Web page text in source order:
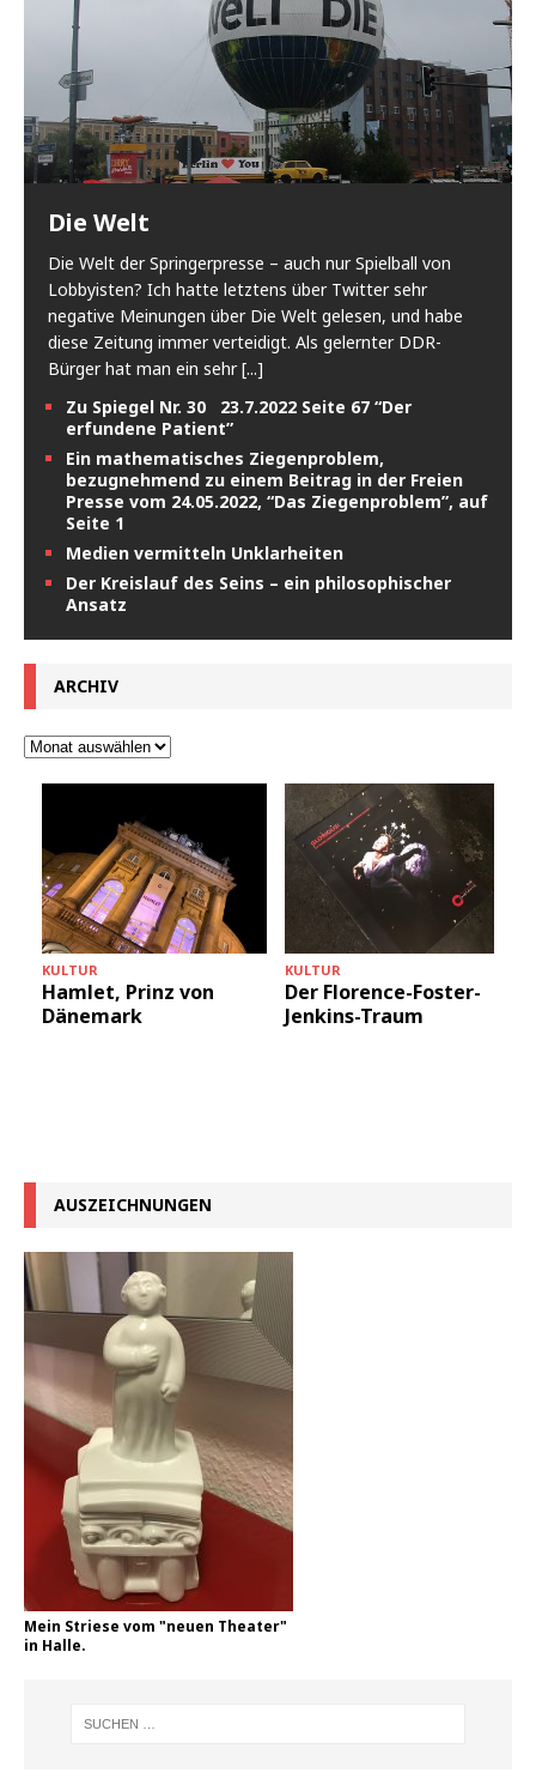
Die Welt
Die Welt der Springerpresse – auch nur Spielball von
Lobbyisten? Ich hatte letztens über Twitter sehr
negative Meinungen über Die Welt gelesen, und habe
diese Zeitung immer verteidigt. Als gelernter DDR-
Bürger hat man ein sehr[...]
Zu Spiegel Nr. 30 23.7.2022 Seite 67 “Der
erfundene Patient”
Ein mathematisches Ziegenproblem,
bezugnehmend zu einem Beitrag in der Freien
Presse vom 24.05.2022, “Das Ziegenproblem”, auf
Seite 1
Medien vermitteln Unklarheiten
Der Kreislauf des Seins – ein philosophischer
Ansatz
ARCHIV
KULTUR
Hamlet, Prinz von
Dänemark
KULTUR
Der Florence-Foster-
Jenkins-Traum
AUSZEICHNUNGEN
Mein Striese vom "neuen Theater"
in Halle.